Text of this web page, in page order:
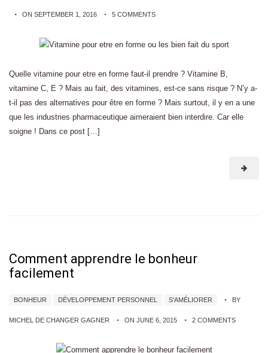
ON SEPTEMBER 1, 2016 5 COMMENTS
Quelle vitamine pour etre en forme faut-il prendre ? Vitamine B,
vitamine C, E ? Mais au fait, des vitamines, est-ce sans risque ? N’y a-
t-il pas des alternatives pour être en forme ? Mais surtout, il y en a une
que les industries pharmaceutique aimeraient bien interdire. Car elle
soigne ! Dans ce post […]
Comment apprendre le bonheur
facilement
BONHEUR DÉVELOPPEMENT PERSONNEL S'AMÉLIORER BY
MICHEL DE CHANGER GAGNER ON JUNE 6, 2015 2 COMMENTS